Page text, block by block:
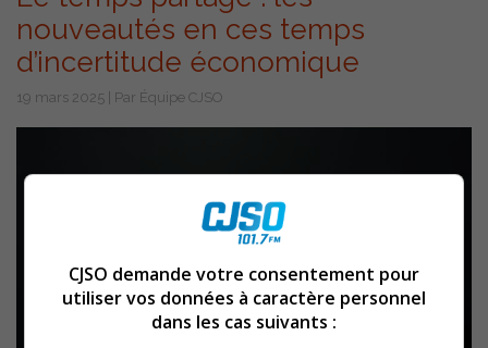
nouveautés en ces temps
d’incertitude économique
19 mars 2025 | Par Équipe CJSO
CJSO demande votre consentement pour
utiliser vos données à caractère personnel
dans les cas suivants :